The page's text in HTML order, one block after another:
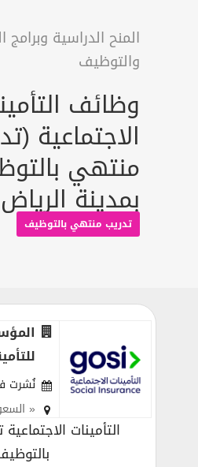
المنح الدراسية وبرامج
والتوظيف
وظائف
الاجتماعية
منتهي
بمدينة الرياض 2024م
تدريب منتهي بالتوظيف
نُشرت في 30/
«
التأمينات